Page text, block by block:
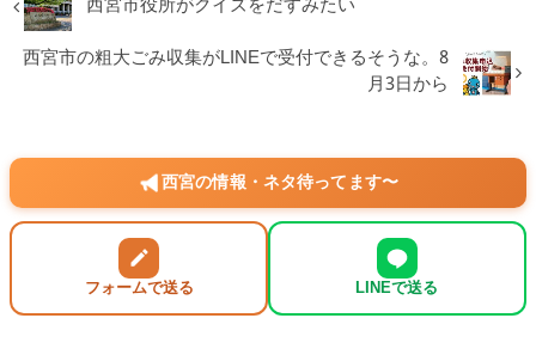
西宮市役所がクイズをだすみたい
西宮市の粗大ごみ収集がLINEで受付できるそうな。8
月3日から
西宮の情報・ネタ待ってます〜
フォームで送る LINEで送る